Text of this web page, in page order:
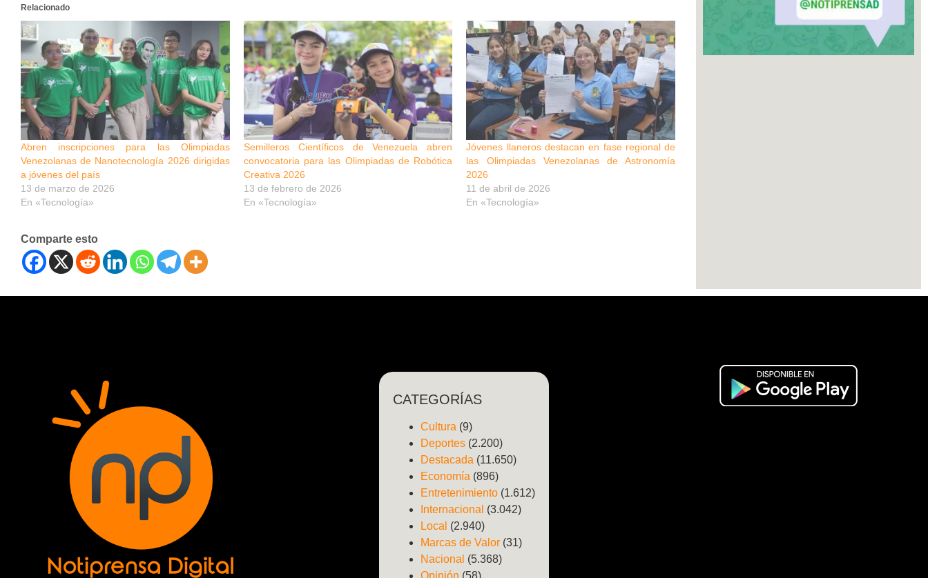
Relacionado
Abren inscripciones para las Olimpiadas
Venezolanas de Nanotecnología 2026 dirigidas
a jóvenes del país
13 de marzo de 2026
En «Tecnología»
Semilleros Científicos de Venezuela abren
convocatoria para las Olimpiadas de Robótica
Creativa 2026
13 de febrero de 2026
En «Tecnología»
Jóvenes llaneros destacan en fase regional de
las Olimpiadas Venezolanas de Astronomía
2026
11 de abril de 2026
En «Tecnología»
Comparte esto
CATEGORÍAS
Cultura (9)
Deportes(2.200)
Destacada (11.650)
Economía (896)
Entretenimiento(1.612)
Internacional (3.042)
Local (2.940)
Marcas de Valor(31)
Nacional (5.368)
Opinión (58)